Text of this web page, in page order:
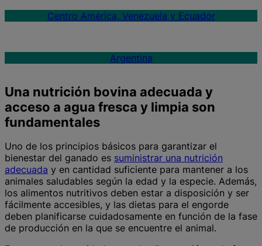
Centro América, Venezuela y Ecuador
Argentina
Una nutrición bovina adecuada y
acceso a agua fresca y limpia son
fundamentales
Uno de los principios básicos para garantizar el
bienestar del ganado es suministrar una nutrición
adecuada y en cantidad suficiente para mantener a los
animales saludables según la edad y la especie. Además,
los alimentos nutritivos deben estar a disposición y ser
fácilmente accesibles, y las dietas para el engorde
deben planificarse cuidadosamente en función de la fase
de producción en la que se encuentre el animal.